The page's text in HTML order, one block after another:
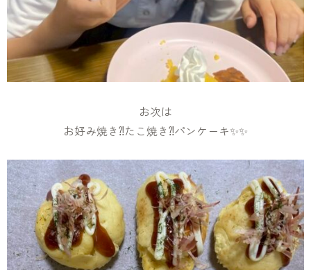
お次は
お好み焼き⁈たこ焼き⁈パンケーキ✨✨